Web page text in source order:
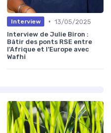
Interview • 13/05/2025
Interview de Julie Biron :
Bâtir des ponts RSE entre
l’Afrique et l’Europe avec
Wafhi